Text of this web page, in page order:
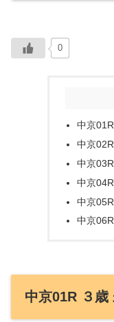
0
中京
中京
中京
中京
中京
中京
中京01R ３歳